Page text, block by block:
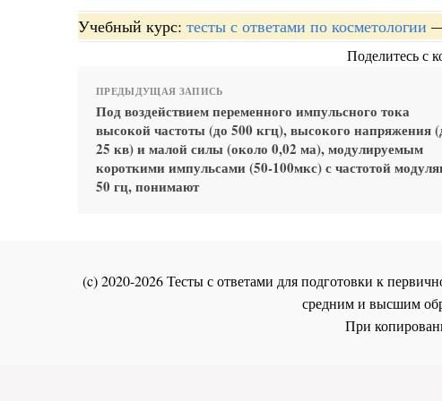
Учебный курс: тесты с ответами по косметологии
Поделитесь с
ПРЕДЫДУЩАЯ ЗАПИСЬ
Под воздействием переменного импульсного тока
высокой частоты (до 500 кгц), высокого напряжения
25 кв) и малой силы (около 0,02 ма), модулируемым
короткими импульсами (50-100мкс) с частотой
50 гц, понимают
(c) 2020-2026 Тесты с ответами для подготовки к
средним и высшим
При